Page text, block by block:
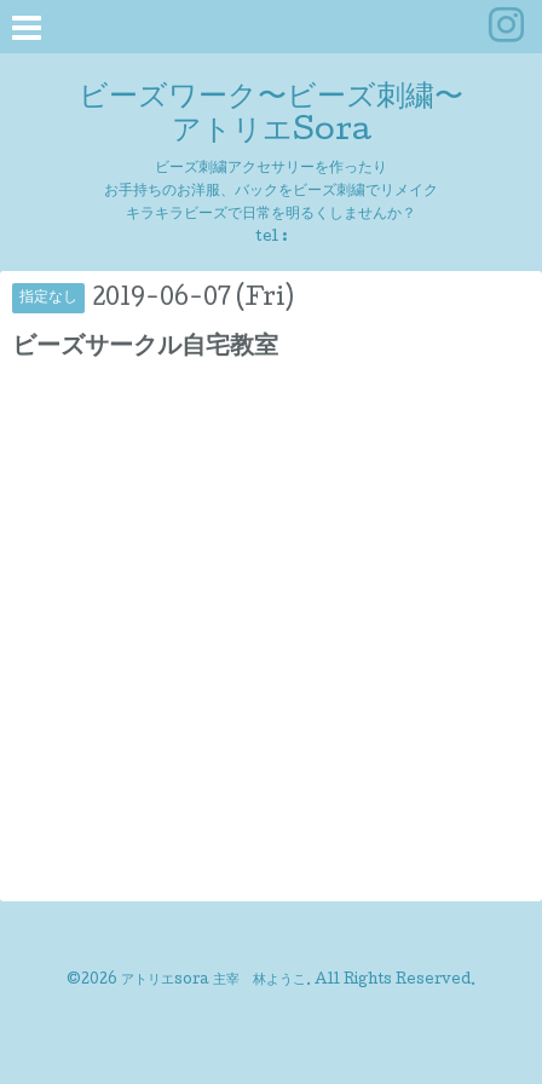
ビーズワーク〜ビーズ刺繍〜
アトリエSora
ビーズ刺繍アクセサリーを作ったり
お手持ちのお洋服、バックをビーズ刺繍でリメイク
キラキラビーズで日常を明るくしませんか？
tel :
指定なし 2019-06-07 (Fri)
ビーズサークル自宅教室
©2026 アトリエsora 主宰 林ようこ . All Rights Reserved.